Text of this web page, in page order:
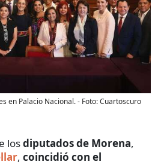
en Palacio Nacional.- Foto:Cuartoscuro
losdiputados de Morena,
, coincidió con el